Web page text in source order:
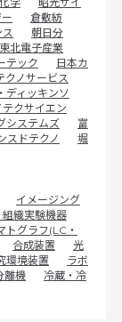
倉敷紡
朝日分
東北電子産業
テック
日本カ
クノサービス
ディッキンソ
テクサイエン
システムズ
富
スドテクノ
堀
イメージング
組織実験機器
トグラフ(LC・
合成装置
光
環境装置
ラボ
離機
冷蔵・冷